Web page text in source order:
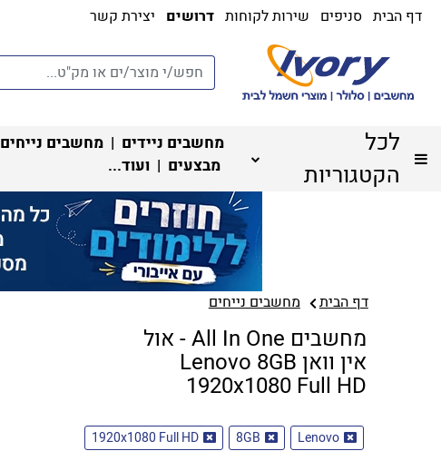
דף הבית סניפים שירות לקוחות דרושים יצירת קשר
לכל
הקטגוריות
מחשבים ניידים | מחשבים נייחים
מבצעים | ועוד...
דף הבית מחשבים נייחים
מחשבים All In One - אול
אין וואן Lenovo 8GB
1920x1080 Full HD
Lenovo
8GB
1920x1080 Full HD